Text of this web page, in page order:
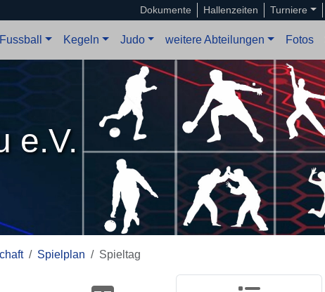
Dokumente Hallenzeiten Turniere
Fussball Kegeln Judo weitere Abteilungen Fotos
e.V.
Spielplan Spieltag